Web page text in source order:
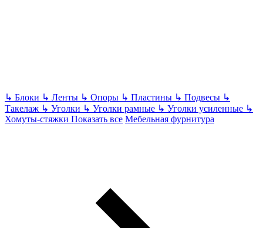
↳ Блоки ↳ Ленты ↳ Опоры ↳ Пластины ↳ Подвесы ↳
Такелаж ↳ Уголки ↳ Уголки рамные ↳ Уголки усиленные ↳
Хомуты-стяжки Показать все Мебельная фурнитура